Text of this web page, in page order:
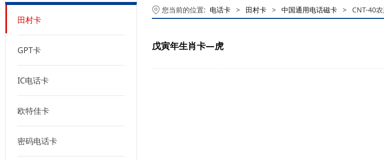
田村卡
GPT卡
IC电话卡
欧特佳卡
密码电话卡
您当前的位置: 电话卡 > 田村卡 > 中国通用电话磁卡 > CNT-40
戊寅年生肖卡—虎